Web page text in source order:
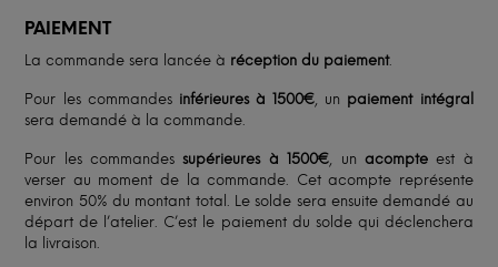
PAIEMENT
La commande sera lancée à réception du paiement.
Pour les commandes inférieures à 1500€, un paiement intégral
sera demandé à la commande.
Pour les commandessupérieures à 1500€, un acompteest à
verser au moment de la commande. Cet acompte représente
environ 50% du montant total. Le solde sera ensuite demandé au
départ de l’atelier. C’est le paiement du solde qui déclenchera
la livraison.